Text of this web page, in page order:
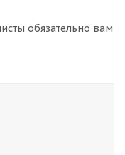
обязательно вам